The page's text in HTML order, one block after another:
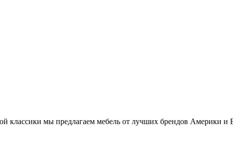
классики мы предлагаем мебель от лучших брендов Америки и